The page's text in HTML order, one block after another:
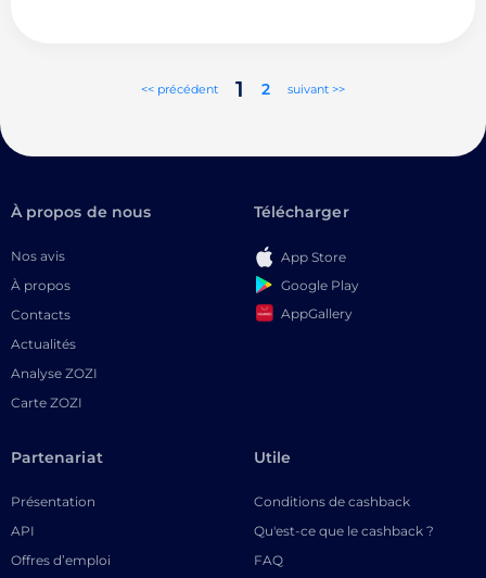
<< précédent 1 2 suivant >>
À propos de nous
Nos avis
À propos
Contacts
Actualités
Analyse ZOZI
Carte ZOZI
Télécharger
App Store
Google Play
AppGallery
Partenariat
Présentation
API
Offres d’emploi
Utile
Conditions de cashback
Qu'est-ce que le cashback ?
FAQ